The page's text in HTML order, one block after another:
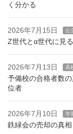
く分かる
2026年7月15日 公
Z世代とα世代に見
2026年7月13日 高
予備校の合格者数
位者
2026年7月10日 学
鉄緑会の売却の真